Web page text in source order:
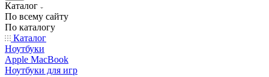
Каталог
По всему сайту
По каталогу
Каталог
Ноутбуки
Apple MacBook
Ноутбуки для игр